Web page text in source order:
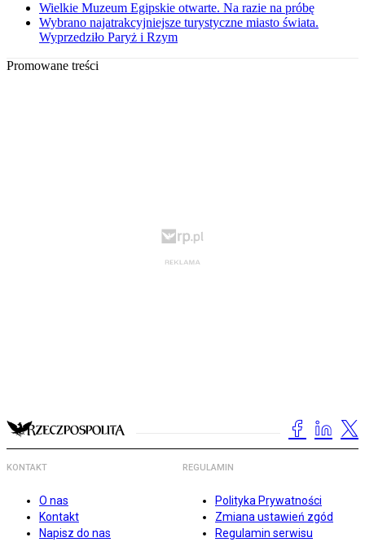
Wielkie Muzeum Egipskie otwarte. Na razie na próbę
Wybrano najatrakcyjniejsze turystyczne miasto świata.
Wyprzedziło Paryż i Rzym
Promowane treści
KONTAKT
O nas
Kontakt
Napisz do nas
REGULAMIN
Polityka Prywatności
Zmiana ustawień zgód
Regulamin serwisu